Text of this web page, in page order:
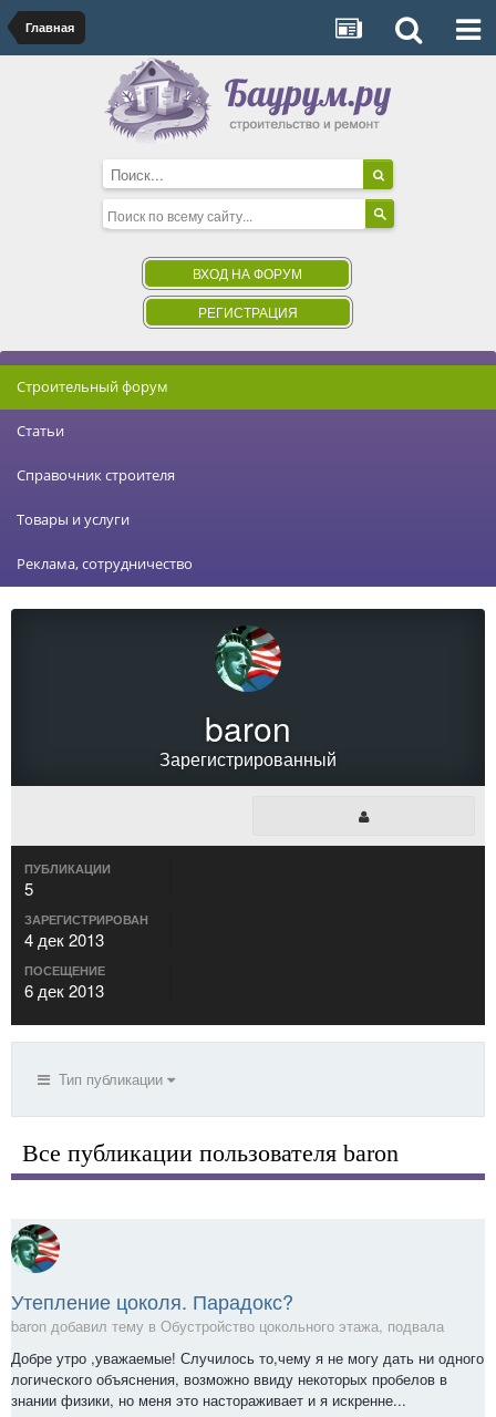
Главная
ВХОД НА ФОРУМ
РЕГИСТРАЦИЯ
Строительный форум
Статьи
Справочник строителя
Товары и услуги
Реклама, сотрудничество
baron
Зарегистрированный
ПУБЛИКАЦИИ
5
ЗАРЕГИСТРИРОВАН
4 дек 2013
ПОСЕЩЕНИЕ
6 дек 2013
Тип публикации
Все публикации пользователя baron
Утепление цоколя. Парадокс?
baron добавил тему в Обустройство цокольного этажа, подвала
Добре утро ,уважаемые! Случилось то,чему я не могу дать ни одного
логического объяснения, возможно ввиду некоторых пробелов в
знании физики, но меня это настораживает и я искренне...